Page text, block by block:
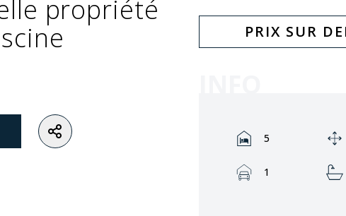
propriété
PRIX SUR
Rooms:
5
Garage:
1